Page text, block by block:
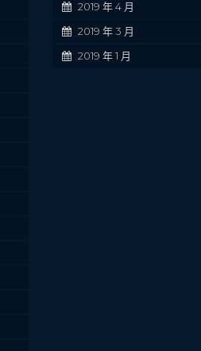
2019 年 4 月
2019 年 3 月
2019 年 1 月